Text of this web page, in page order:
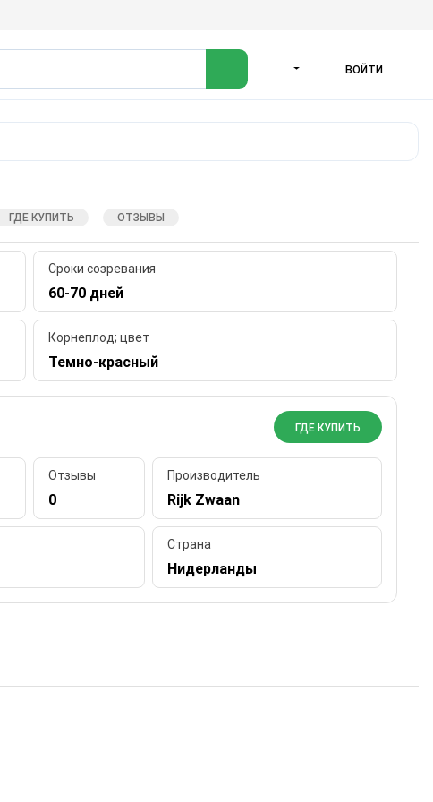
ВОЙТИ
ГДЕ КУПИТЬ ОТЗЫВЫ
Сроки созревания
60-70 дней
Корнеплод; цвет
Темно-красный
ГДЕ КУПИТЬ
Отзывы
0
Производитель
Rijk Zwaan
Страна
Нидерланды